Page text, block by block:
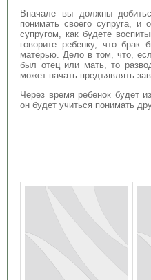
Вначале вы должны
понимать своего супруга,
супругом, как будете
говорите ребенку, что
матерью. Дело в том, что,
был отец или мать, то
может начать предъявлять
Через время ребенок будет
он будет учиться понимать